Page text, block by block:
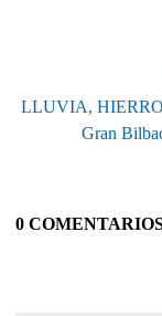
LLUVIA, HIERRO
Gran
0